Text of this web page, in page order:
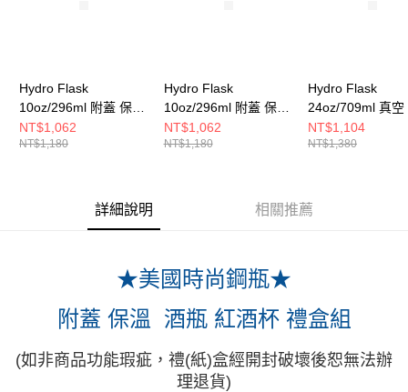
Hydro Flask
10oz/296ml 附蓋 保溫
紅酒杯 時尚黑
NT$1,062
NT$1,180
Hydro Flask
10oz/296ml 附蓋 保溫
紅酒杯 海波藍
NT$1,062
NT$1,180
Hydro Flask
24oz/709ml 真空
搖搖杯 棗紅色
NT$1,104
NT$1,380
詳細說明 相關推薦
★美國時尚鋼瓶★
附蓋 保溫 酒瓶 紅酒杯 禮盒組
(如非商品功能瑕疵，禮(紙)盒經開封破壞後恕無法辦
理退貨)